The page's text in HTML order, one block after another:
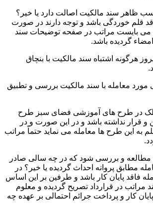
ظاهر سند مالکیت اصالت دارد یا خیر؟
قلم خوردگی باشد و توجه دارند در صورت
می بایست مراتب در صفحه توضیحات سند
گردیده باشد.
هرگونه اشتباه سند مالکیت با بنچاق
مورد معامله با سند مالکیت بررسی و تطبیق
در طرح های آموزشی فضای سبز طرح
و قرار نداشته باشد و در این صورت و در
به این طرح ها معامله می نماید حتماً مراتب
مطالعه و بررسی شود که در چه سالی صادر
مطابق پروانه احداث گردیده یا خیر؟ در
فاقد پایان کار باشد و طرفین بر این اساس
مراتب در قرارداد تصریح گردیده و معلوم
کار و پرداخت جرائم احتمالی بر عهده چه